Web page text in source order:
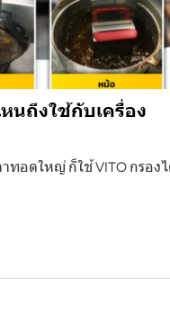
นถึงใช้กับเครื่อง
าทอดใหญ่ ก็ใช้ VITO กรอง